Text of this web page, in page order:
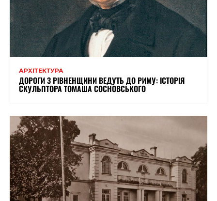
АРХІТЕКТУРА
ДОРОГИ З РІВНЕНЩИНИ ВЕДУТЬ ДО РИМУ: ІСТОРІЯ
СКУЛЬПТОРА ТОМАША СОСНОВСЬКОГО